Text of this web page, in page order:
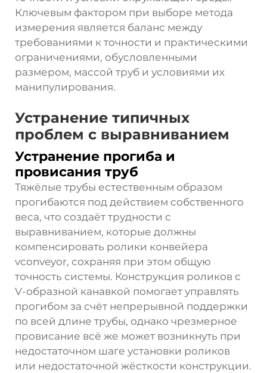
Ключевым фактором при выборе метода
измерения является баланс между
требованиями к точности и практическими
ограничениями, обусловленными
размером, массой труб и условиями их
манипулирования.
Устранение типичных
проблем с выравниванием
Устранение прогиба и
провисания труб
Тяжёлые трубы естественным образом
прогибаются под действием собственного
веса, что создаёт трудности с
выравниванием, которые должны
компенсировать ролики конвейера
vconveyor, сохраняя при этом общую
точность системы. Конструкция роликов с
V-образной канавкой помогает управлять
прогибом за счёт непрерывной поддержки
по всей длине трубы, однако чрезмерное
провисание всё же может возникнуть при
недостаточном шаге установки роликов
или недостаточной жёсткости конструкции.